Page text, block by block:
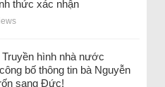
thức xác nhận
hình nhà nước
bố thông tin bà Nguyễn
sang Đức!